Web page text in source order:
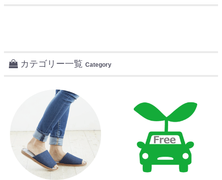
カテゴリー一覧 Category